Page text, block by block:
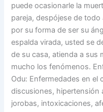
puede ocasionarle la
pareja, despójese de todo
por su forma de ser su
espalda virada, usted se
de su casa, atienda a sus
mucho los fenómenos.
Odu: Enfermedades en el
discusiones, hipertensión
jorobas, intoxicaciones,